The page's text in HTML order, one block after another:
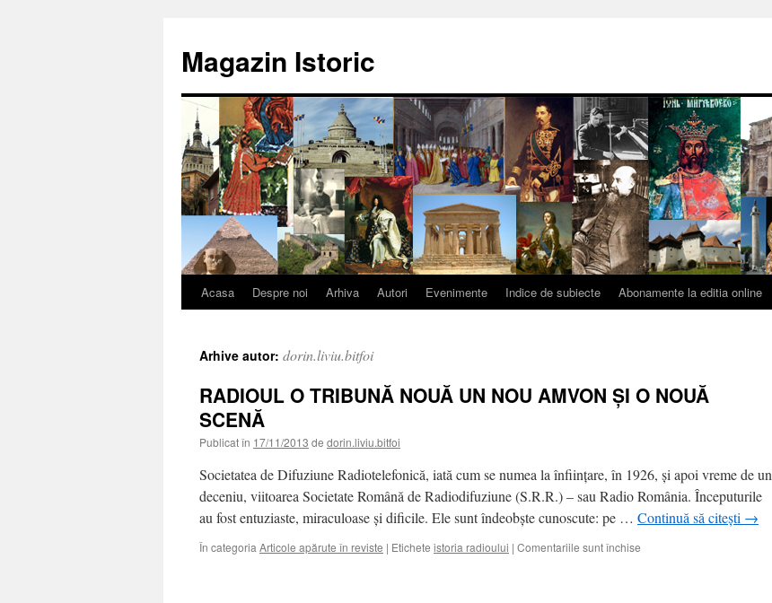
conținut
Magazin Istoric
Acasa Despre noi Arhiva Autori Evenimente Indice de subiecte Abonamente la editia online
Arhive autor: dorin.liviu.bitfoi
RADIOUL O TRIBUNĂ NOUĂ UN NOU AMVON ŞI O NOUĂ
SCENĂ
Publicat în 17/11/2013 de dorin.liviu.bitfoi
Societatea de Difuziune Radiotelefonică, iată cum se numea la înfiinţare, în 1926, şi apoi vreme de un
deceniu, viitoarea Societate Română de Radiodifuziune (S.R.R.) – sau Radio România. Începuturile
au fost entuziaste, miraculoase şi dificile. Ele sunt îndeobşte cunoscute: pe … Continuă să citești →
În categoria Articole apărute în reviste | Etichete istoria radioului | Comentariile sunt închise